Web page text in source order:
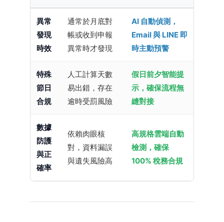
異常
發現
時效
通常於月底對
帳或收到申報
異常時才發現
AI 自動偵測，
Email 與 LINE 即
時主動預警
特殊
節日
合規
人工計算天數
易出錯，存在
逾時受罰風險
假日前夕智能提
示，確保流程無
縫對接
數據
防護
與正
確率
依賴肉眼核
對，資料漏誤
與遺失風險高
高規格雲端自動
檢測，確保
100% 稅務合規